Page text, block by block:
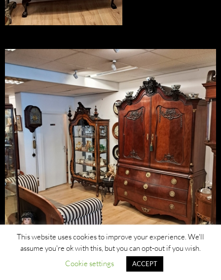
This website uses cookies to improve your experience. We'll
assume you're ok with this, but you can opt-out if you wish.
Cookie settings
ACCEPT